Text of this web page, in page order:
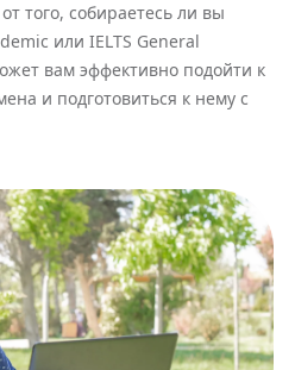
того, собираетесь ли вы
или IELTS General
вам эффективно подойти к
и подготовиться к нему с